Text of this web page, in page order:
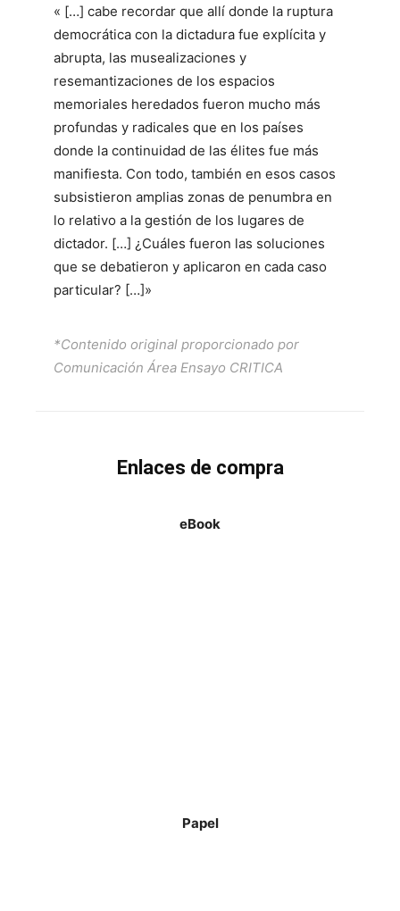
« […] cabe recordar que allí donde la ruptura
democrática con la dictadura fue explícita y
abrupta, las musealizaciones y
resemantizaciones de los espacios
memoriales heredados fueron mucho más
profundas y radicales que en los países
donde la continuidad de las élites fue más
manifiesta. Con todo, también en esos casos
subsistieron amplias zonas de penumbra en
lo relativo a la gestión de los lugares de
dictador. […] ¿Cuáles fueron las soluciones
que se debatieron y aplicaron en cada caso
particular? […]»
*Contenido original proporcionado por
Comunicación Área Ensayo CRITICA
Enlaces de compra
eBook
Papel